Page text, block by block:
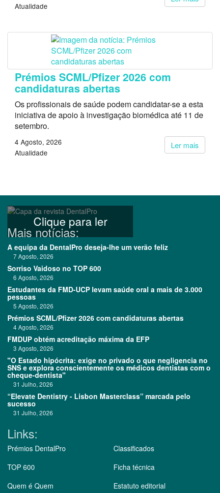
Atualidade
Prémios SCML/Pfizer 2026 com
candidaturas abertas
Os profissionais de saúde podem candidatar-se a esta
iniciativa de apoio à investigação biomédica até 11 de
setembro.
Ler mais
4 Agosto, 2026
Atualidade
Clique para ler
Mais notícias:
A equipa da DentalPro deseja-lhe um verão feliz
7 Agosto, 2026
Sorriso Vaidoso no TOP 600
6 Agosto, 2026
Estudantes da FMD-UCP levam saúde oral a mais de 3.000
pessoas
5 Agosto, 2026
Prémios SCML/Pfizer 2026 com candidaturas abertas
4 Agosto, 2026
FMDUP obtém acreditação máxima da EFP
3 Agosto, 2026
"O Estado hipócrita: exige no privado o que negligencia no
SNS e explora conscientemente os médicos dentistas com o
cheque-dentista"
31 Julho, 2026
“Elevate Dentistry - Lisbon Masterclass” marcada pelo
sucesso
31 Julho, 2026
Links:
Prémios DentalPro
TOP 600
Quem é Quem
Classificados
Ficha técnica
Estatuto editorial